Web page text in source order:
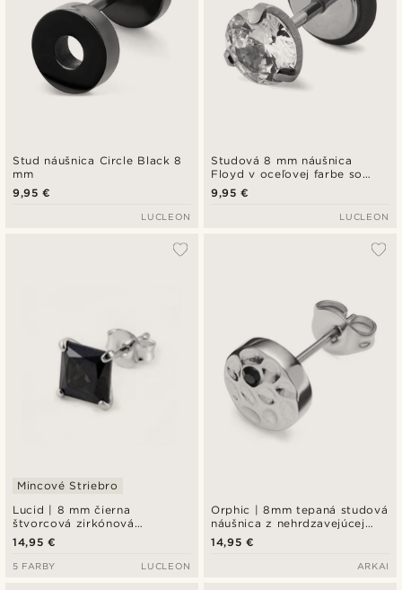
Stud náušnica Circle Black 8
mm
9,95 €
LUCLEON
Studová 8 mm náušnica
Floyd v oceľovej farbe so
zirkónom
9,95 €
LUCLEON
Lucid | 8 mm čierna
štvorcová zirkónová
puzetová náušnica z
mincového striebra 925
Mincové Striebro
14,95 €
5 FARBY LUCLEON
Orphic | 8mm tepaná studová
náušnica z nehrdzavejúcej
ocele v striebornej farbe a
čiernym zirkónom
14,95 €
ARKAI